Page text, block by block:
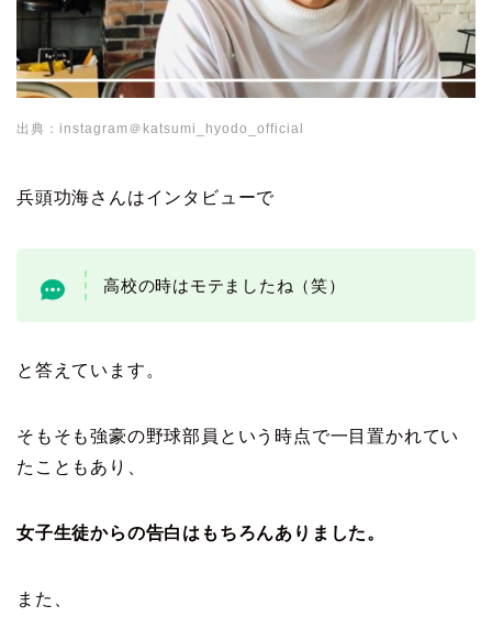
出典：instagram＠katsumi_hyodo_official
兵頭功海さんはインタビューで
高校の時はモテましたね（笑）
と答えています。
そもそも強豪の野球部員という時点で一目置かれてい
たこともあり、
女子生徒からの告白はもちろんありました。
また、